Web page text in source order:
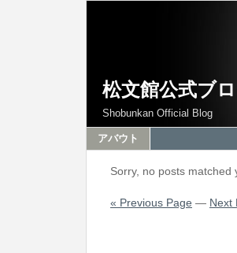
松文館公式ブ
Shobunkan Official Blog
アバウト
Sorry, no posts matched
« Previous Page — Next